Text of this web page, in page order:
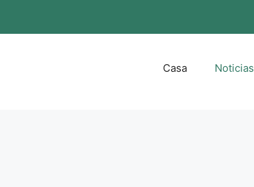
Casa Noticias